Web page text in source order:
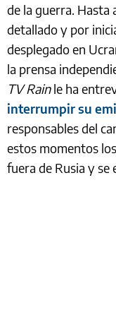
de la guerra.
detallado y por
desplegado en
la prensa
TV Rainle ha
interrumpir su
responsables del
estos momentos
fuera de Rusia y